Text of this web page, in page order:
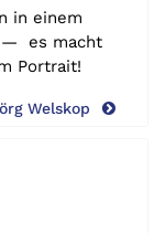
in einem
— es macht
Portrait!
Welskop